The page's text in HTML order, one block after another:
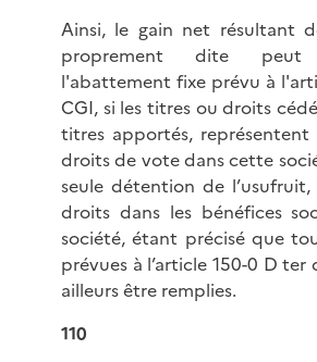
Ainsi, le gain net résultant
proprement dite
l'abattement fixe prévu à
CGI, si les titres ou droits
titres apportés,
droits de vote dans cette
seule détention de
droits dans les bénéfices
société, étant précisé que
prévues à l’article 150-0 D
ailleurs être remplies.
110